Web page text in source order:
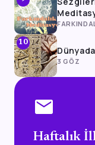
10
3 GÖZ
mail
Haftalık